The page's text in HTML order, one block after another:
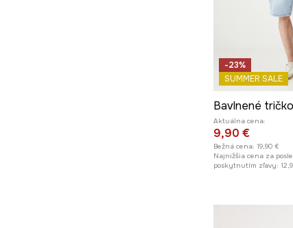
-23%
SUMMER SALE
Aktuálna cena:
9,90 €
Bežná cena: 19,90 €
Najnižšia cena za
poskytnutím zľavy: